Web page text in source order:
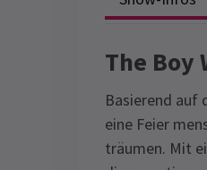
The Boy
Basierend auf
eine Feier
träumen. Mit